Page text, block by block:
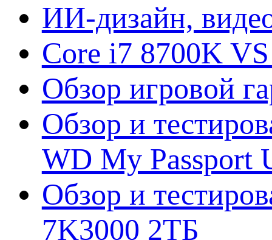
ИИ-дизайн,
Core i7 8700K
Обзор игровой
Обзор и
WD My Passport
Обзор и
7K3000 2ТБ